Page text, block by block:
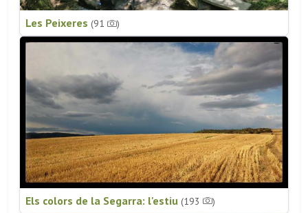
Les Peixeres (91 )
Els colors de la Segarra: l'estiu (193 )